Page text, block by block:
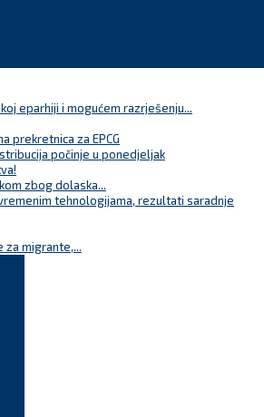
eparhiji i mogućem razrješenju...
prekretnica za EPCG
počinje u ponedjeljak
zbog dolaska...
tehnologijama, rezultati saradnje
za migrante,...